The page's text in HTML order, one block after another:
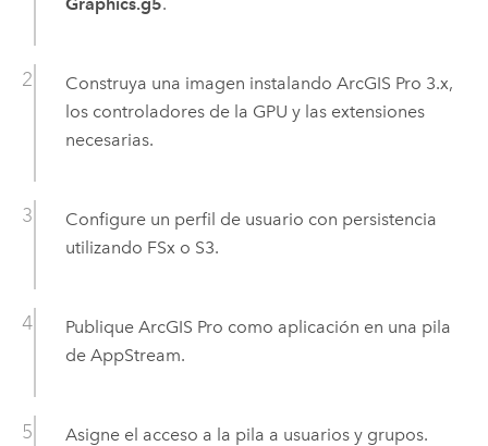
Construya una imagen instalando ArcGIS Pro 3.x,
los controladores de la GPU y las extensiones
necesarias.
Configure un perfil de usuario con persistencia
utilizando FSx o S3.
Publique ArcGIS Pro como aplicación en una pila
de AppStream.
Asigne el acceso a la pila a usuarios y grupos.